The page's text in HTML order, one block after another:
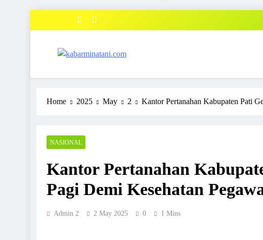
Home 2025 May 2 Kantor Pertanahan Kabupaten Pati
NASIONAL
Kantor Pertanahan
Pagi Demi Kesehatan
Admin 2 2 May 2025 0 1 Mins